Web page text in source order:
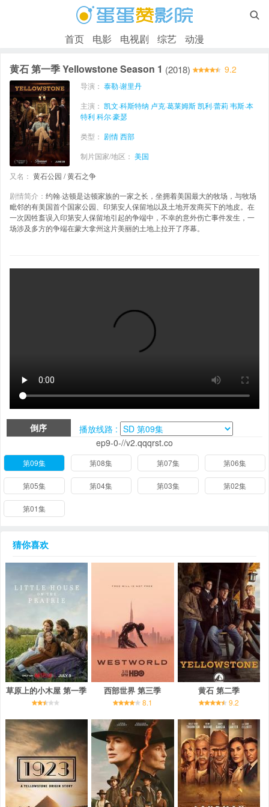

首页 电影 电视剧 综艺 动漫
黄石 第一季 Yellowstone Season 1 (2018) 9.2
导演： 泰勒·谢里丹
主演： 凯文·科斯特纳 卢克·葛莱姆斯凯利·蕾莉 韦斯·本
特利科尔·豪瑟
类型： 剧情西部
制片国家/地区： 美国
又名： 黄石公园 / 黄石之争
剧情简介： 约翰·达顿是达顿家族的一家之长，坐拥着美国最大的牧场，与牧场
毗邻的有美国首个国家公园、印第安人保留地以及土地开发商买下的地皮。在
一次因牲畜误入印第安人保留地引起的争端中，不幸的意外伤亡事件发生，一
场涉及多方的争端在蒙大拿州这片美丽的土地上拉开了序幕。
倒序
播放线路 :
ep9-0-//v2.qqqrst.co
第09集 第08集 第07集 第06集
第05集 第04集 第03集 第02集
第01集
猜你喜欢
草原上的小木屋 第一季 西部世界 第三季
8.1
黄石 第二季
9.2